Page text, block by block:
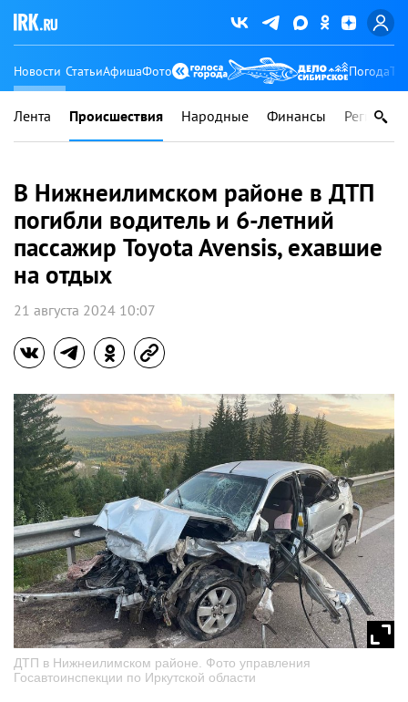
Новости СтатьиАфишаФото Погода
Лента Происшествия Народные Финансы Регионы
В Нижнеилимском районе в ДТП
погибли водитель и 6-летний
пассажир Toyota Avensis, ехавшие
на отдых
21 августа 2024 10:07
ДТП в Нижнеилимском районе. Фото управления
Госавтоинспекции по Иркутской области